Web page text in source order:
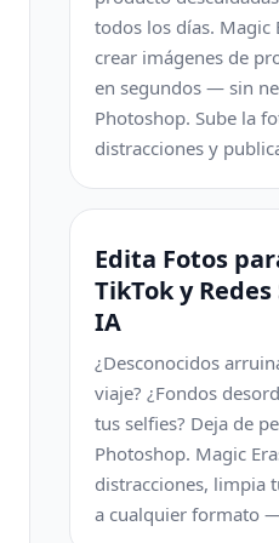
todos los días. Magic
crear imágenes de
en segundos — sin
Photoshop. Sube la
distracciones y
Edita Fotos
TikTok y
IA
¿Desconocidos
viaje? ¿Fondos
tus selfies? Deja de
Photoshop. Magic
distracciones, limpia
a cualquier formato